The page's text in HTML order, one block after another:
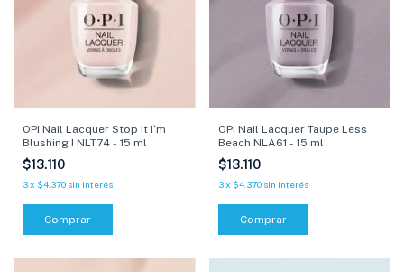
OPI Nail Lacquer Stop It I`m
Blushing ! NLT74 - 15 ml
$13.110
3x $4.370 sin interés
Comprar
OPI Nail Lacquer Taupe Less
Beach NLA61 - 15 ml
$13.110
3 x $4.370 sin interés
Comprar